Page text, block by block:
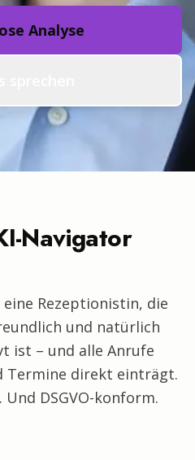
Analyse
Navigator
Rezeptionistin, die
und natürlich
ist – und alle Anrufe
direkt einträgt.
DSGVO-konform.